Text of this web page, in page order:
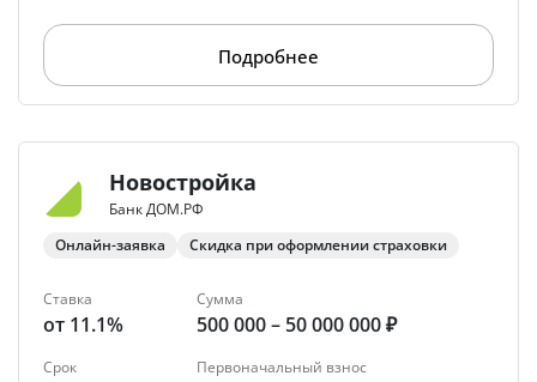
Подробнее
Новостройка
Банк ДОМ.РФ
Онлайн-заявка
Скидка при оформлении страховки
Ставка
от 11.1%
Сумма
500 000 – 50 000 000 ₽
Срок Первоначальный взнос